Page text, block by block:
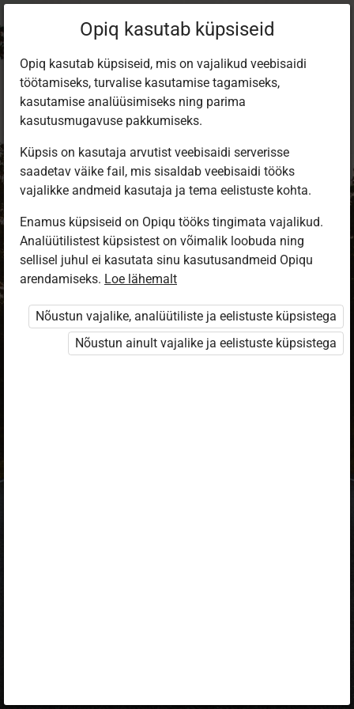
Sisene Opiqusse
Vali, kuidas end tuvastada
eKool
Stuudium
Opiq
HarID
Opiq kasutab küpsiseid
Opiq kasutab küpsiseid, mis on vajalikud veebisaidi
töötamiseks, turvalise kasutamise tagamiseks,
kasutamise analüüsimiseks ning parima
kasutusmugavuse pakkumiseks.
Küpsis on kasutaja arvutist veebisaidi serverisse
saadetav väike fail, mis sisaldab veebisaidi tööks
vajalikke andmeid kasutaja ja tema eelistuste kohta.
Enamus küpsiseid on Opiqu tööks tingimata vajalikud.
Analüütilistest küpsistest on võimalik loobuda ning
sellisel juhul ei kasutata sinu kasutusandmeid Opiqu
arendamiseks. Loe lähemalt
Nõustun vajalike, analüütiliste ja eelistuste küpsistega
Nõustun ainult vajalike ja eelistuste küpsistega